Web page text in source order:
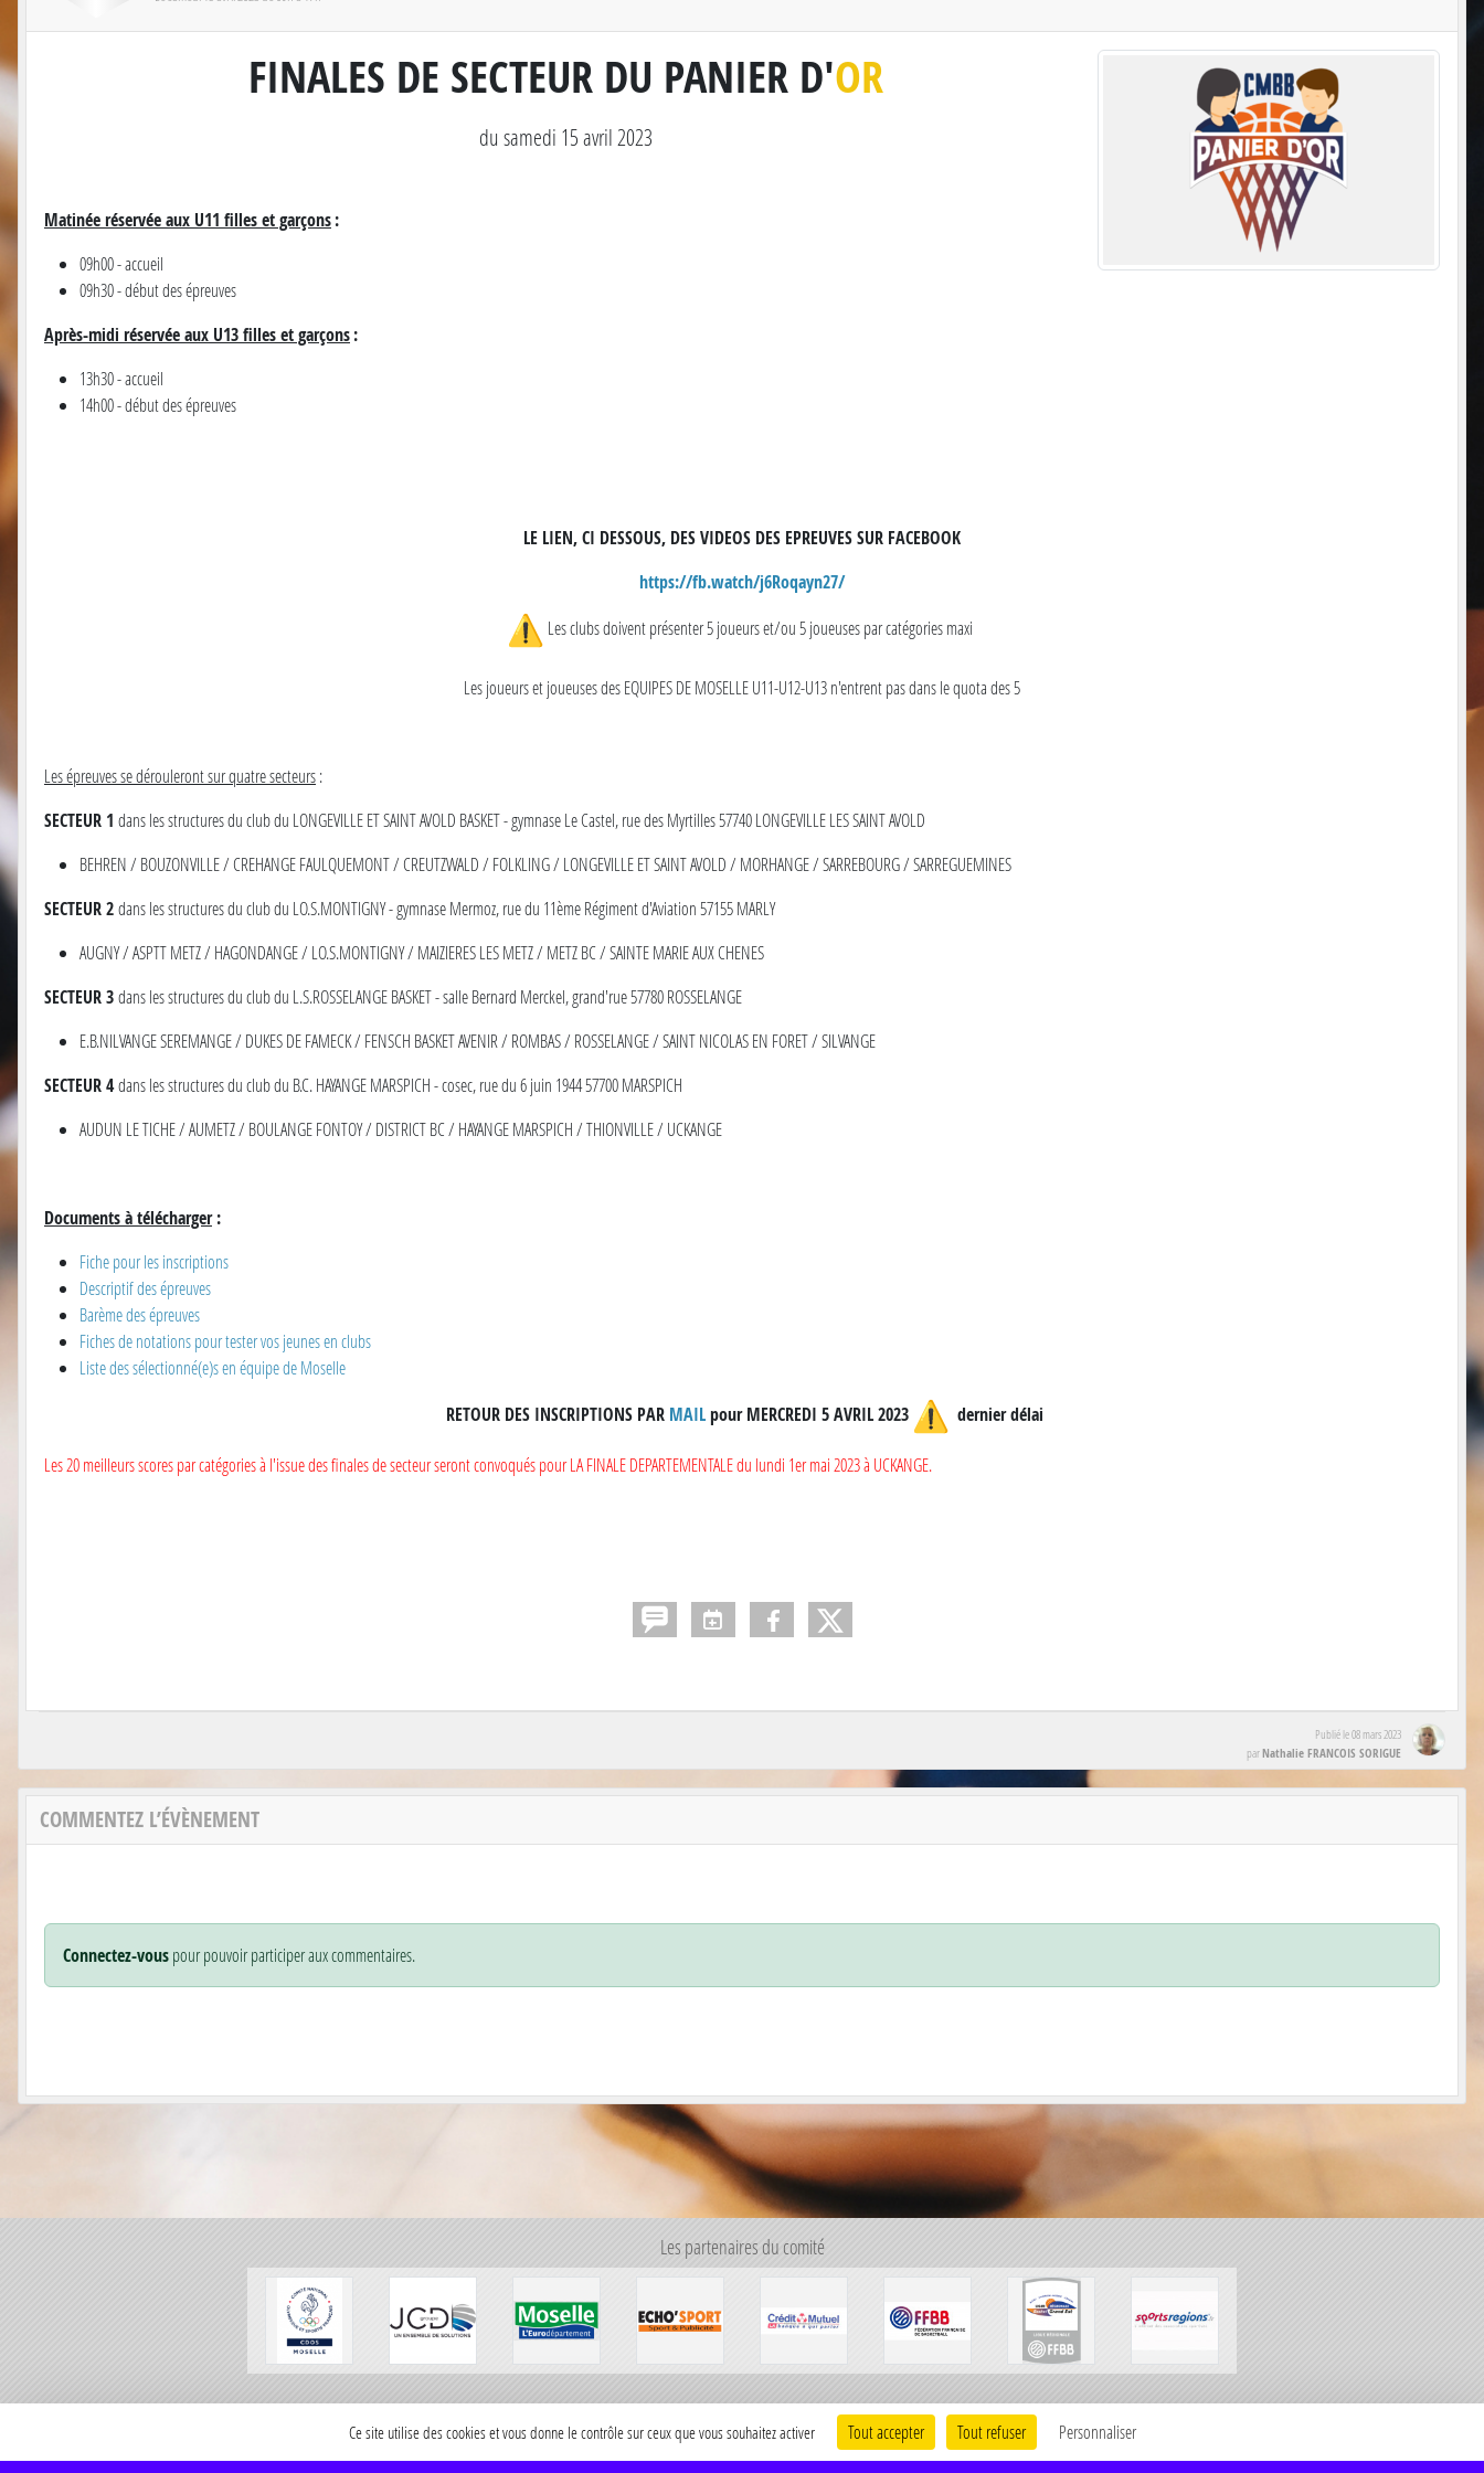
FINALES DE SECTEUR DU PANIER D'OR
du samedi 15 avril 2023
Matinée réservée aux U11 filles et garçons:
09h00 - accueil
09h30 - début des épreuves
Après-midi réservée aux U13 filles et garçons:
13h30 - accueil
14h00 - début des épreuves
LE LIEN, CI DESSOUS, DES VIDEOS DES EPREUVES SUR FACEBOOK
https://fb.watch/j6Roqayn27/
Les clubs doivent présenter 5 joueurs et/ou 5 joueuses par catégories maxi
Les joueurs et joueuses des EQUIPES DE MOSELLE U11-U12-U13 n'entrent pas dans le quota des 5
Les épreuves se dérouleront sur quatre secteurs:
SECTEUR 1 dans les structures du club du LONGEVILLE ET SAINT AVOLD BASKET - gymnase Le Castel, rue des Myrtilles 57740 LONGEVILLE LES SAINT AVOLD
BEHREN / BOUZONVILLE / CREHANGE FAULQUEMONT / CREUTZWALD / FOLKLING / LONGEVILLE ET SAINT AVOLD / MORHANGE / SARREBOURG / SARREGUEMINES
SECTEUR 2dans les structures du club du LO.S.MONTIGNY - gymnase Mermoz, rue du 11ème Régiment d'Aviation 57155 MARLY
AUGNY / ASPTT METZ / HAGONDANGE / LO.S.MONTIGNY / MAIZIERES LES METZ / METZ BC / SAINTE MARIE AUX CHENES
SECTEUR 3dans les structures du club du L.S.ROSSELANGE BASKET - salle Bernard Merckel, grand'rue 57780 ROSSELANGE
E.B.NILVANGE SEREMANGE / DUKES DE FAMECK / FENSCH BASKET AVENIR / ROMBAS / ROSSELANGE / SAINT NICOLAS EN FORET / SILVANGE
SECTEUR 4dans les structures du club du B.C. HAYANGE MARSPICH - cosec, rue du 6 juin 1944 57700 MARSPICH
AUDUN LE TICHE / AUMETZ / BOULANGE FONTOY / DISTRICT BC / HAYANGE MARSPICH / THIONVILLE / UCKANGE
Documents à télécharger:
Fiche pour les inscriptions
Descriptif des épreuves
Barème des épreuves
Fiches de notations pour tester vos jeunes en clubs
Liste des sélectionné(e)s en équipe de Moselle
RETOUR DES INSCRIPTIONS PAR MAILpour MERCREDI 5 AVRIL 2023 dernier délai
Les 20 meilleurs scores par catégories à l'issue des finales de secteur seront convoqués pour LA FINALE DEPARTEMENTALE du lundi 1er mai 2023 à UCKANGE.
Publié le08 mars 2023
parNathalie FRANCOIS SORIGUE
COMMENTEZ L’ÉVÈNEMENT
Connectez-vouspour pouvoir participer aux commentaires.
Les partenaires du comité
Charte cookies Gestion des cookies
Informations légales
Ce site utilise des cookies et vous donne le contrôle sur ceux que vous souhaitez activer Tout accepter Tout refuser Personnaliser